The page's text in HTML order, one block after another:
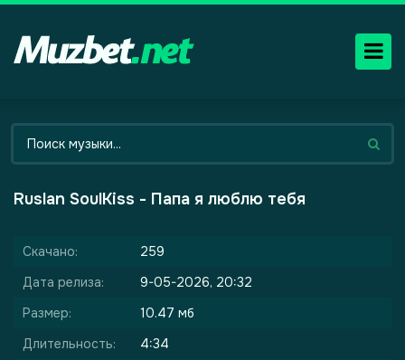
Ruslan SoulKiss - Папа я люблю тебя
Скачано:
259
Дата релиза:
9-05-2026, 20:32
Размер:
10.47 мб
Длительность:
4:34